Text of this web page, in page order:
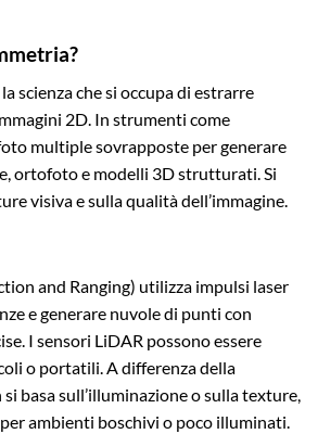
scienza che si occupa di estrarre
2D. In strumenti come
multiple sovrapposte per generare
ortofoto e modelli 3D strutturati. Si
visiva e sulla qualità dell’immagine.
and Ranging) utilizza impulsi laser
e generare nuvole di punti con
I sensori LiDAR possono essere
o portatili. A differenza della
basa sull’illuminazione o sulla texture,
ambienti boschivi o poco illuminati.